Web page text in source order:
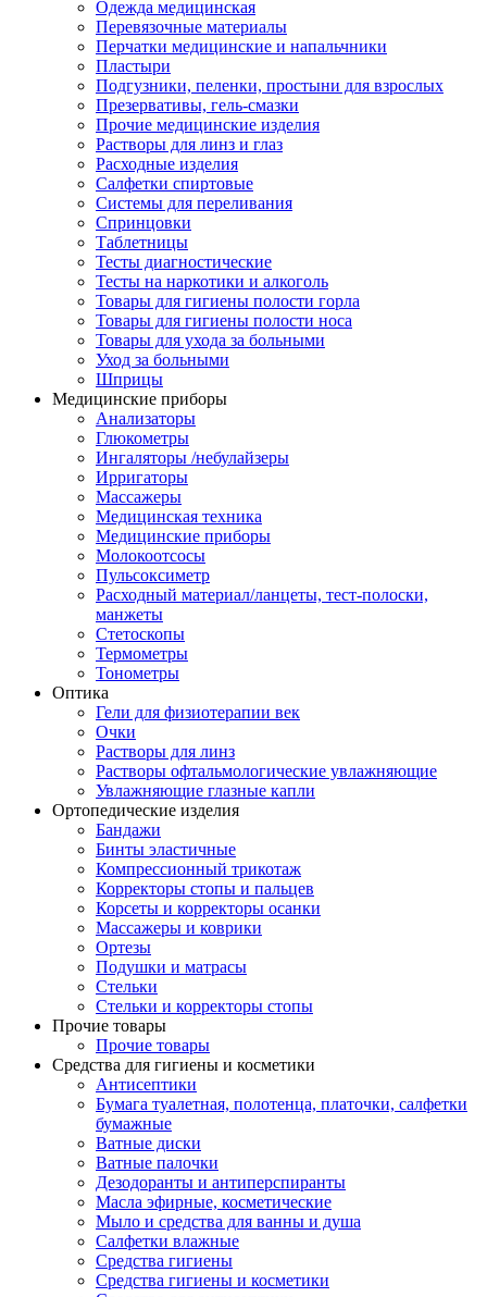
Одежда медицинская
Перевязочные материалы
Перчатки медицинские и напальчники
Пластыри
Подгузники, пеленки, простыни для взрослых
Презервативы, гель-смазки
Прочие медицинские изделия
Растворы для линз и глаз
Расходные изделия
Салфетки спиртовые
Системы для переливания
Спринцовки
Таблетницы
Тесты диагностические
Тесты на наркотики и алкоголь
Товары для гигиены полости горла
Товары для гигиены полости носа
Товары для ухода за больными
Уход за больными
Шприцы
Медицинские приборы
Анализаторы
Глюкометры
Ингаляторы /небулайзеры
Ирригаторы
Массажеры
Медицинская техника
Медицинские приборы
Молокоотсосы
Пульсоксиметр
Расходный материал/ланцеты, тест-полоски,
манжеты
Стетоскопы
Термометры
Тонометры
Оптика
Гели для физиотерапии век
Очки
Растворы для линз
Растворы офтальмологические увлажняющие
Увлажняющие глазные капли
Ортопедические изделия
Бандажи
Бинты эластичные
Компрессионный трикотаж
Корректоры стопы и пальцев
Корсеты и корректоры осанки
Массажеры и коврики
Ортезы
Подушки и матрасы
Стельки
Стельки и корректоры стопы
Прочие товары
Прочие товары
Средства для гигиены и косметики
Антисептики
Бумага туалетная, полотенца, платочки, салфетки
бумажные
Ватные диски
Ватные палочки
Дезодоранты и антиперспиранты
Масла эфирные, косметические
Мыло и средства для ванны и душа
Салфетки влажные
Средства гигиены
Средства гигиены и косметики